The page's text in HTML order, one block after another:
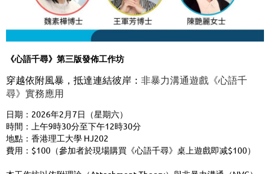
《心語千尋》第三版發佈工作坊
穿越依附風暴，抵達連結彼岸： 非暴力溝通遊戲《心語千
尋》實務應用
日期： 2026年2 月7日（星期六）
時間：上午9時30分至下午12時30分
地點：香港理工大學 HJ202
費用： $100 （參加者於現場購買《心語千尋》桌上遊戲即减$100）